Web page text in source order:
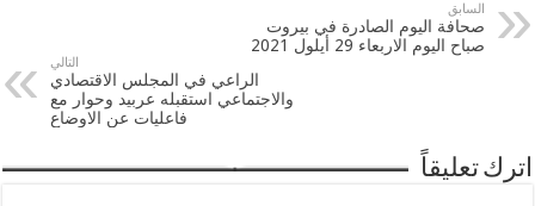
السابق
صحافة اليوم الصادرة في بيروت
صباح اليوم الاربعاء 29 أيلول 2021
التالي
الراعي في المجلس الاقتصادي
والاجتماعي استقبله عربيد وحوار مع
فاعليات عن الاوضاع
اترك تعليقاً